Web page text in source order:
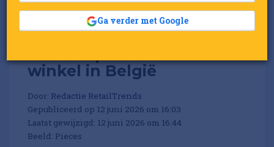
winkel in België
Door: Redactie RetailTrends
Gepubliceerd op 12 juni 2026 om 16:03
Laatst gewijzigd: 12 juni 2026 om 16:44
Beeld: Pieces
Ga verder met Google